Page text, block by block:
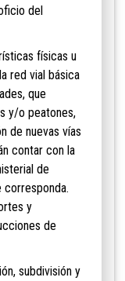
del
físicas u
red vial básica
que
y/o peatones,
de nuevas vías
contar con la
de
corresponda.
y
de
subdivisión y